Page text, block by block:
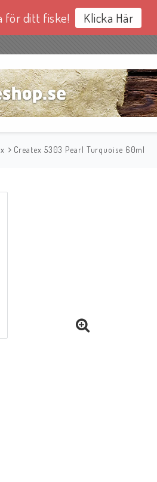
för ditt fiske! Klicka Här
Createx 5303 Pearl Turquoise 60ml